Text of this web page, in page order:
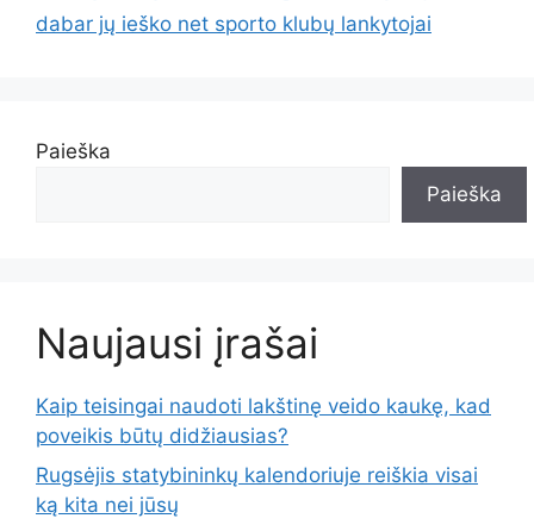
dabar jų ieško net sporto klubų lankytojai
Paieška
Paieška
Naujausi įrašai
Kaip teisingai naudoti lakštinę veido kaukę, kad
poveikis būtų didžiausias?
Rugsėjis statybininkų kalendoriuje reiškia visai
ką kita nei jūsų